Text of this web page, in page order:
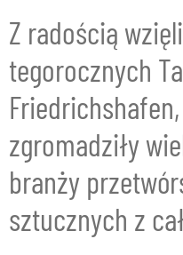
Z radością
tegorocznych
zgromadziły
branży
sztucznych z